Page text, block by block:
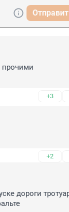
прочими
+3
+2
дороги